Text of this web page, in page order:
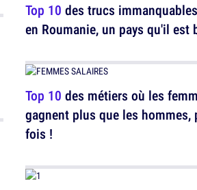
Top 10 des trucs
en Roumanie, un pays qu'il est
Top 10 des métiers où les
gagnent plus que les hommes,
fois !